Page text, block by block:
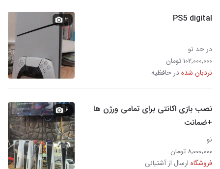
PS5 digital
در حد نو
۱۰۲,۰۰۰,۰۰۰ تومان
نردبان شدهدر حافظیه
۳
نصب بازی اکانتی برای تمامی ورژن ها
+ضمانت
نو
۸,۰۰۰,۰۰۰ تومان
فروشگاه ارسال از آشتیانی
۶